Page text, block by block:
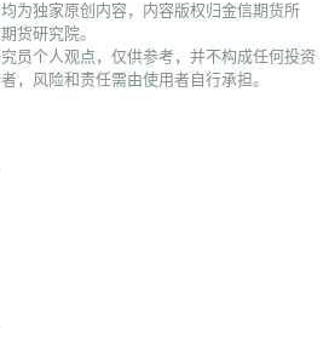
为独家原创内容，内容版权归金信期货所
货研究院。
员个人观点，仅供参考，并不构成任何投资
，风险和责任需由使用者自行承担。